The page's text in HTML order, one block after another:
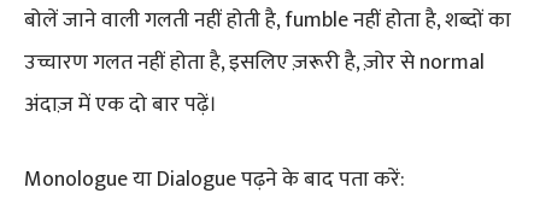
बोलें जाने वाली गलती नहीं होती है, fumble नहीं होता है, शब्दों का
उच्चारण गलत नहीं होता है, इसलिए ज़रूरी है, ज़ोर से normal
अंदाज़ में एक दो बार पढ़ें।
Monologue या Dialogue पढ़ने के बाद पता करें: